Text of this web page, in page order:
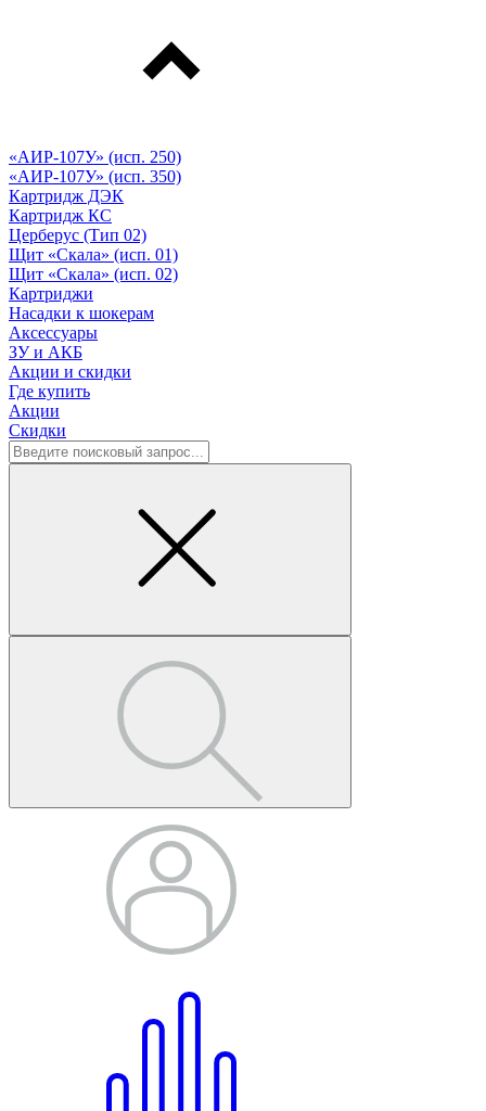
«АИР-107У» (исп. 250)
«АИР-107У» (исп. 350)
Картридж ДЭК
Картридж КС
Церберус (Тип 02)
Щит «Скала» (исп. 01)
Щит «Скала» (исп. 02)
Картриджи
Насадки к шокерам
Аксессуары
ЗУ и АКБ
Акции и скидки
Где купить
Акции
Скидки